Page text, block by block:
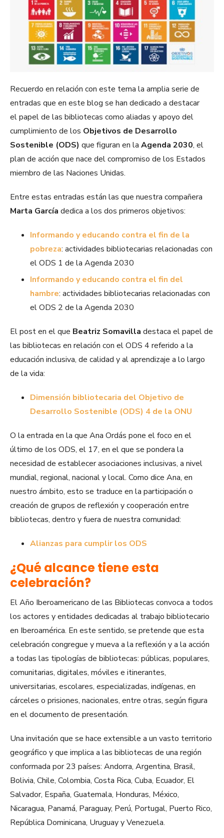
Recuerdo en relación con este tema la amplia serie de
entradas que en este blog se han dedicado a destacar
el papel de las bibliotecas como aliadas y apoyo del
cumplimiento de los Objetivos de Desarrollo
Sostenible (ODS) que figuran en la Agenda 2030, el
plan de acción que nace del compromiso de los Estados
miembro de las Naciones Unidas.
Entre estas entradas están las que nuestra compañera
Marta García dedica a los dos primeros objetivos:
Informando y educando contra el fin de la
pobreza: actividades bibliotecarias relacionadas con
el ODS 1 de la Agenda 2030
Informando y educando contra el fin del
hambre: actividades bibliotecarias relacionadas con
el ODS 2 de la Agenda 2030
El post en el que Beatriz Somavilla destaca el papel de
las bibliotecas en relación con el ODS 4 referido a la
educación inclusiva, de calidad y al aprendizaje a lo largo
de la vida:
Dimensión bibliotecaria del Objetivo de
Desarrollo Sostenible (ODS) 4 de la ONU
O la entrada en la que Ana Ordás pone el foco en el
último de los ODS, el 17, en el que se pondera la
necesidad de establecer asociaciones inclusivas, a nivel
mundial, regional, nacional y local. Como dice Ana, en
nuestro ámbito, esto se traduce en la participación o
creación de grupos de reflexión y cooperación entre
bibliotecas, dentro y fuera de nuestra comunidad:
Alianzas para cumplir los ODS
¿Qué alcance tiene esta
celebración?
El Año Iberoamericano de las Bibliotecas convoca a todos
los actores y entidades dedicadas al trabajo bibliotecario
en Iberoamérica. En este sentido, se pretende que esta
celebración congregue y mueva a la reflexión y a la acción
a todas las tipologías de bibliotecas: públicas, populares,
comunitarias, digitales, móviles e itinerantes,
universitarias, escolares, especializadas, indígenas, en
cárceles o prisiones, nacionales, entre otras, según figura
en el documento de presentación.
Una invitación que se hace extensible a un vasto territorio
geográfico y que implica a las bibliotecas de una región
conformada por 23 países: Andorra, Argentina, Brasil,
Bolivia, Chile, Colombia, Costa Rica, Cuba, Ecuador, El
Salvador, España, Guatemala, Honduras, México,
Nicaragua, Panamá, Paraguay, Perú, Portugal, Puerto Rico,
República Dominicana, Uruguay y Venezuela.